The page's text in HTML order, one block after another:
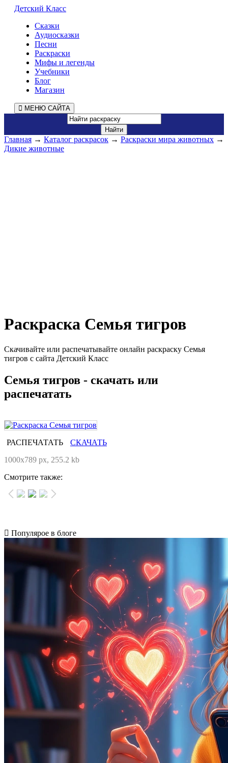
Детский Класс
Сказки
Аудиосказки
Песни
Раскраски
Мифы и легенды
Учебники
Блог
Магазин
МЕНЮ САЙТА
Главная → Каталог раскрасок → Раскраски мира животных →
Дикие животные
Раскраска Семья тигров
Скачивайте или распечатывайте онлайн раскраску Семья
тигров с сайта Детский Класс
Семья тигров - скачать или
распечатать
РАСПЕЧАТАТЬ
СКАЧАТЬ
1000x789 px, 255.2 kb
Смотрите также:
Популярое в блоге